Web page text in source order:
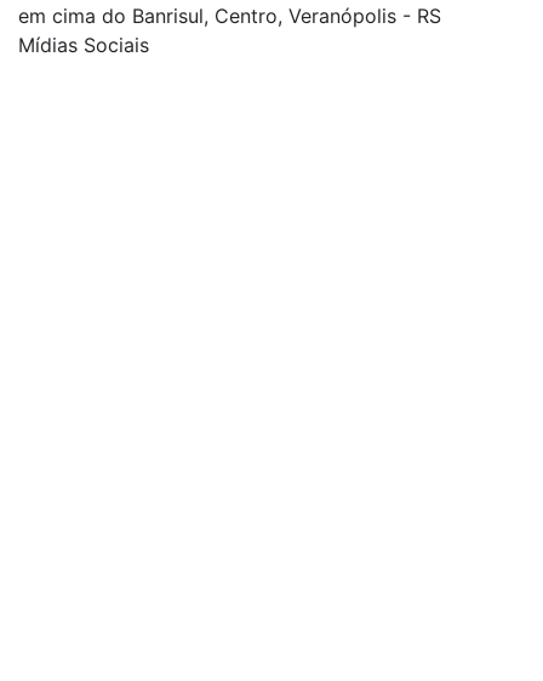
em cima do Banrisul, Centro, Veranópolis - RS
Mídias Sociais